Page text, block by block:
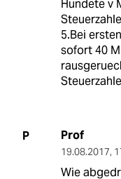
Hundete v
5.Bei
sofort 40
P Prof
19.08.2017,
Wie